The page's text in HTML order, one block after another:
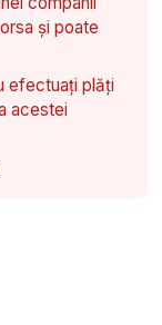
și poate
efectuați plăți
acestei